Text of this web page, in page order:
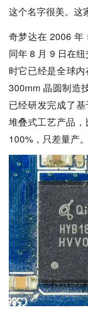
这个名字很美。这
奇梦达在 2006 年
同年 8 月 9 日在
时它已经是全球
300mm 晶圆制造
已经研发完成了
堆叠式工艺产品
100%，只差量产。